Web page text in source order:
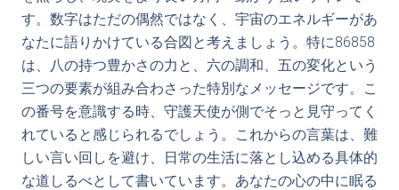
す。数字はただの偶然ではなく、宇宙のエネルギーがあ
なたに語りかけている合図と考えましょう。特に86858
は、八の持つ豊かさの力と、六の調和、五の変化という
三つの要素が組み合わさった特別なメッセージです。こ
の番号を意識する時、守護天使が側でそっと見守ってく
れていると感じられるでしょう。これからの言葉は、難
しい言い回しを避け、日常の生活に落とし込める具体的
な道しるべとして書いています。あなたの心の中に眠る